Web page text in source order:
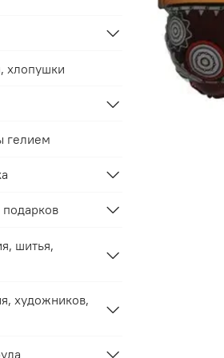
хлопушки
гелием
подарков
шитья,
художников,